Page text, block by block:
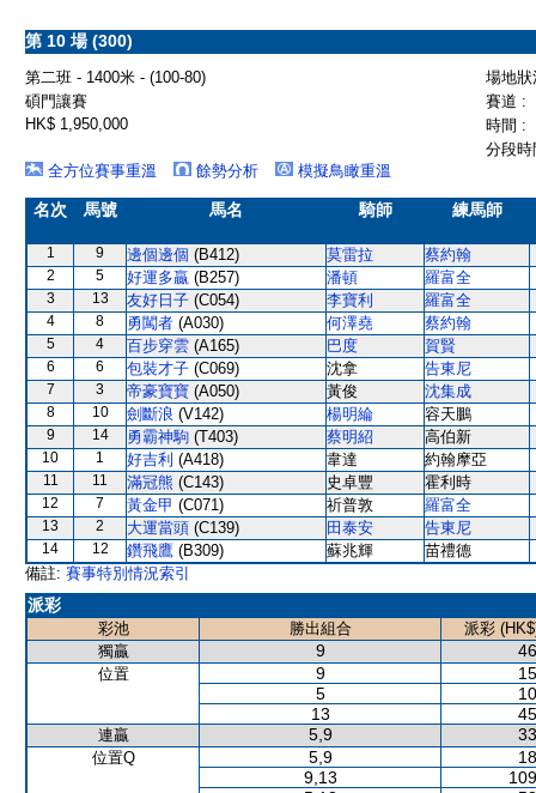
第 10 場 (300)
第二班 - 1400米 - (100-80)
場地
碩門讓賽
賽道 :
HK$ 1,950,000
時間 :
分段
全方位賽事重溫
餘勢分析 模擬鳥瞰重溫
名次 馬號 馬名 騎師 練馬師
1 9 邊個邊個 (B412) 莫雷拉 蔡約翰
2 5 好運多贏 (B257) 潘頓 羅富全
3 13 友好日子 (C054) 李寶利 羅富全
4 8 勇闖者 (A030) 何澤堯 蔡約翰
5 4 百步穿雲 (A165) 巴度 賀賢
6 6 包裝才子 (C069) 沈拿 告東尼
7 3 帝豪寶寶 (A050) 黃俊 沈集成
8 10 劍斷浪 (V142) 楊明綸 容天鵬
9 14 勇霸神駒 (T403) 蔡明紹 高伯新
10 1 好吉利 (A418) 韋達 約翰摩亞
11 11 滿冠熊 (C143) 史卓豐 霍利時
12 7 黃金甲 (C071) 祈普敦 羅富全
13 2 大運當頭 (C139) 田泰安 告東尼
14 12 鑽飛鷹 (B309) 蘇兆輝
苗禮德
備註: 賽事特別情況索引
派彩
彩池 勝出組合
派彩
獨贏
9
位置 9
5
13
連贏 5,9
位置Q 5,9
9,13